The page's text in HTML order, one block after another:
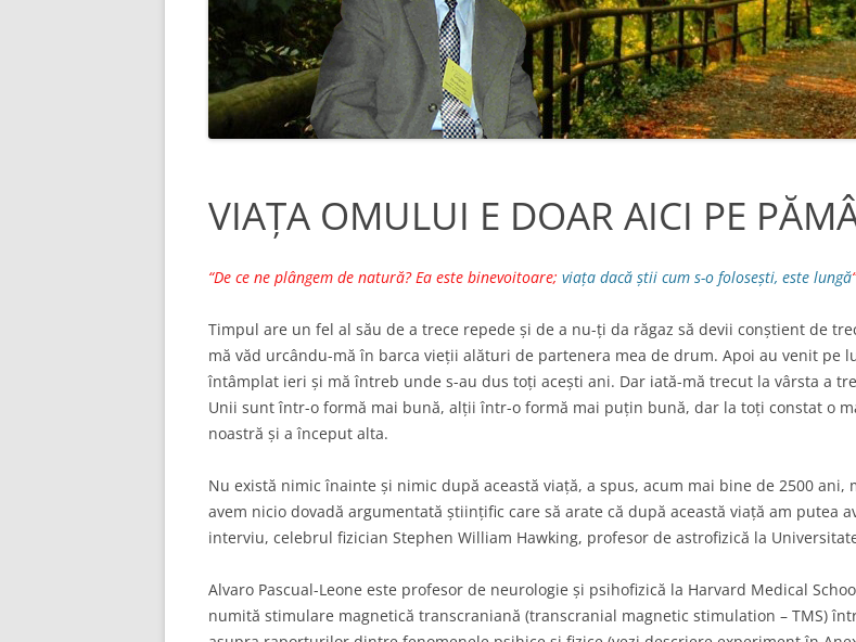
PREOTUL PETRE HORHOIANU
ARBORE GENEALOGIC
TEIUL HORHOIENILOR
DESPRE FIUL MEU, IONICA
HORHOIANU
VIAȚA OMULUI E DOAR AICI PE
PĂMÂNT
MESAJ CATRE FII SI NEPOTI
SECRETUL TIBETAN AL TINERETII
FIZICA CUANTICĂ
ATOMUL ȘI PARTICULELE
SUBATOMICE
FRUMUSETEA FIZICII. DE CE IUBESC
ANII CU FORMULE SI FOC DIN
INIMA ATOMILOR
FIZICA -POARTA SPRE
MOARTEA NU ESTE
SFÂRȘITUL
ECUAȚIA LUI DIRAC. FAIMOASA
ECUAȚIE A IUBIRII !
LISTA DE
LISTA DE
VIAȚA OMULUI E DOAR AICI PE
“De ce ne plângem de natură? Ea este binevoitoare; viața dacă știi cum s-o folosești, este lungă“
Timpul are un fel al său de a trece repede și de a nu-ți da răgaz să devii conștient de
mă văd urcându-mă în barca vieții alături de partenera mea de drum. Apoi au venit pe
întâmplat ieri și mă întreb unde s-au dus toți acești ani. Dar iată-mă trecut la vârsta a
Unii sunt într-o formă mai bună, alții într-o formă mai puțin bună, dar la toți constat o
noastră și a început alta.
Nu există nimic înainte și nimic după această viață, a spus, acum mai bine de 2500
avem nicio dovadă argumentată științific care să arate că după această viață am putea
interviu, celebrul fizician Stephen William Hawking, profesor de astrofizică la
Alvaro Pascual-Leone este profesor de neurologie și psihofizică la Harvard Medical
numită stimulare magnetică transcraniană (transcranial magnetic stimulation – TMS)